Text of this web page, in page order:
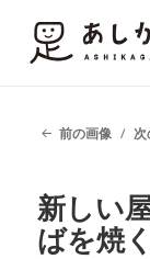
前の画像
新しい
ばを焼